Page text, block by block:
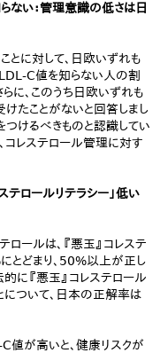
ない：管理意識の低さは日
とに対して、日欧いずれも
C値を知らない人の割
に、このうち日欧いずれも
たことがないと回答しまし
けるべきものと認識してい
コレステロール管理に対す
テロールリテラシー」低い
ールは、『悪玉』コレステ
とどまり、50%以上が正し
に『悪玉』コレステロール
について、日本の正解率は
値が高いと、健康リスクが